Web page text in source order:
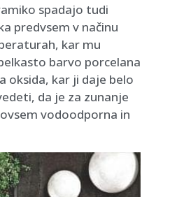
spadajo tudi
predvsem v načinu
kar mu
barvo porcelana
oksida, kar ji daje belo
da je za zunanje
vodoodporna in